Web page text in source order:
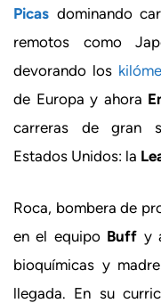
Picas dominando
remotos como
devorando los
de Europa y ahora
carreras de gran
Estados Unidos: la
Roca, bombera de
en el equipo Buff y
bioquímicas y
llegada. En su